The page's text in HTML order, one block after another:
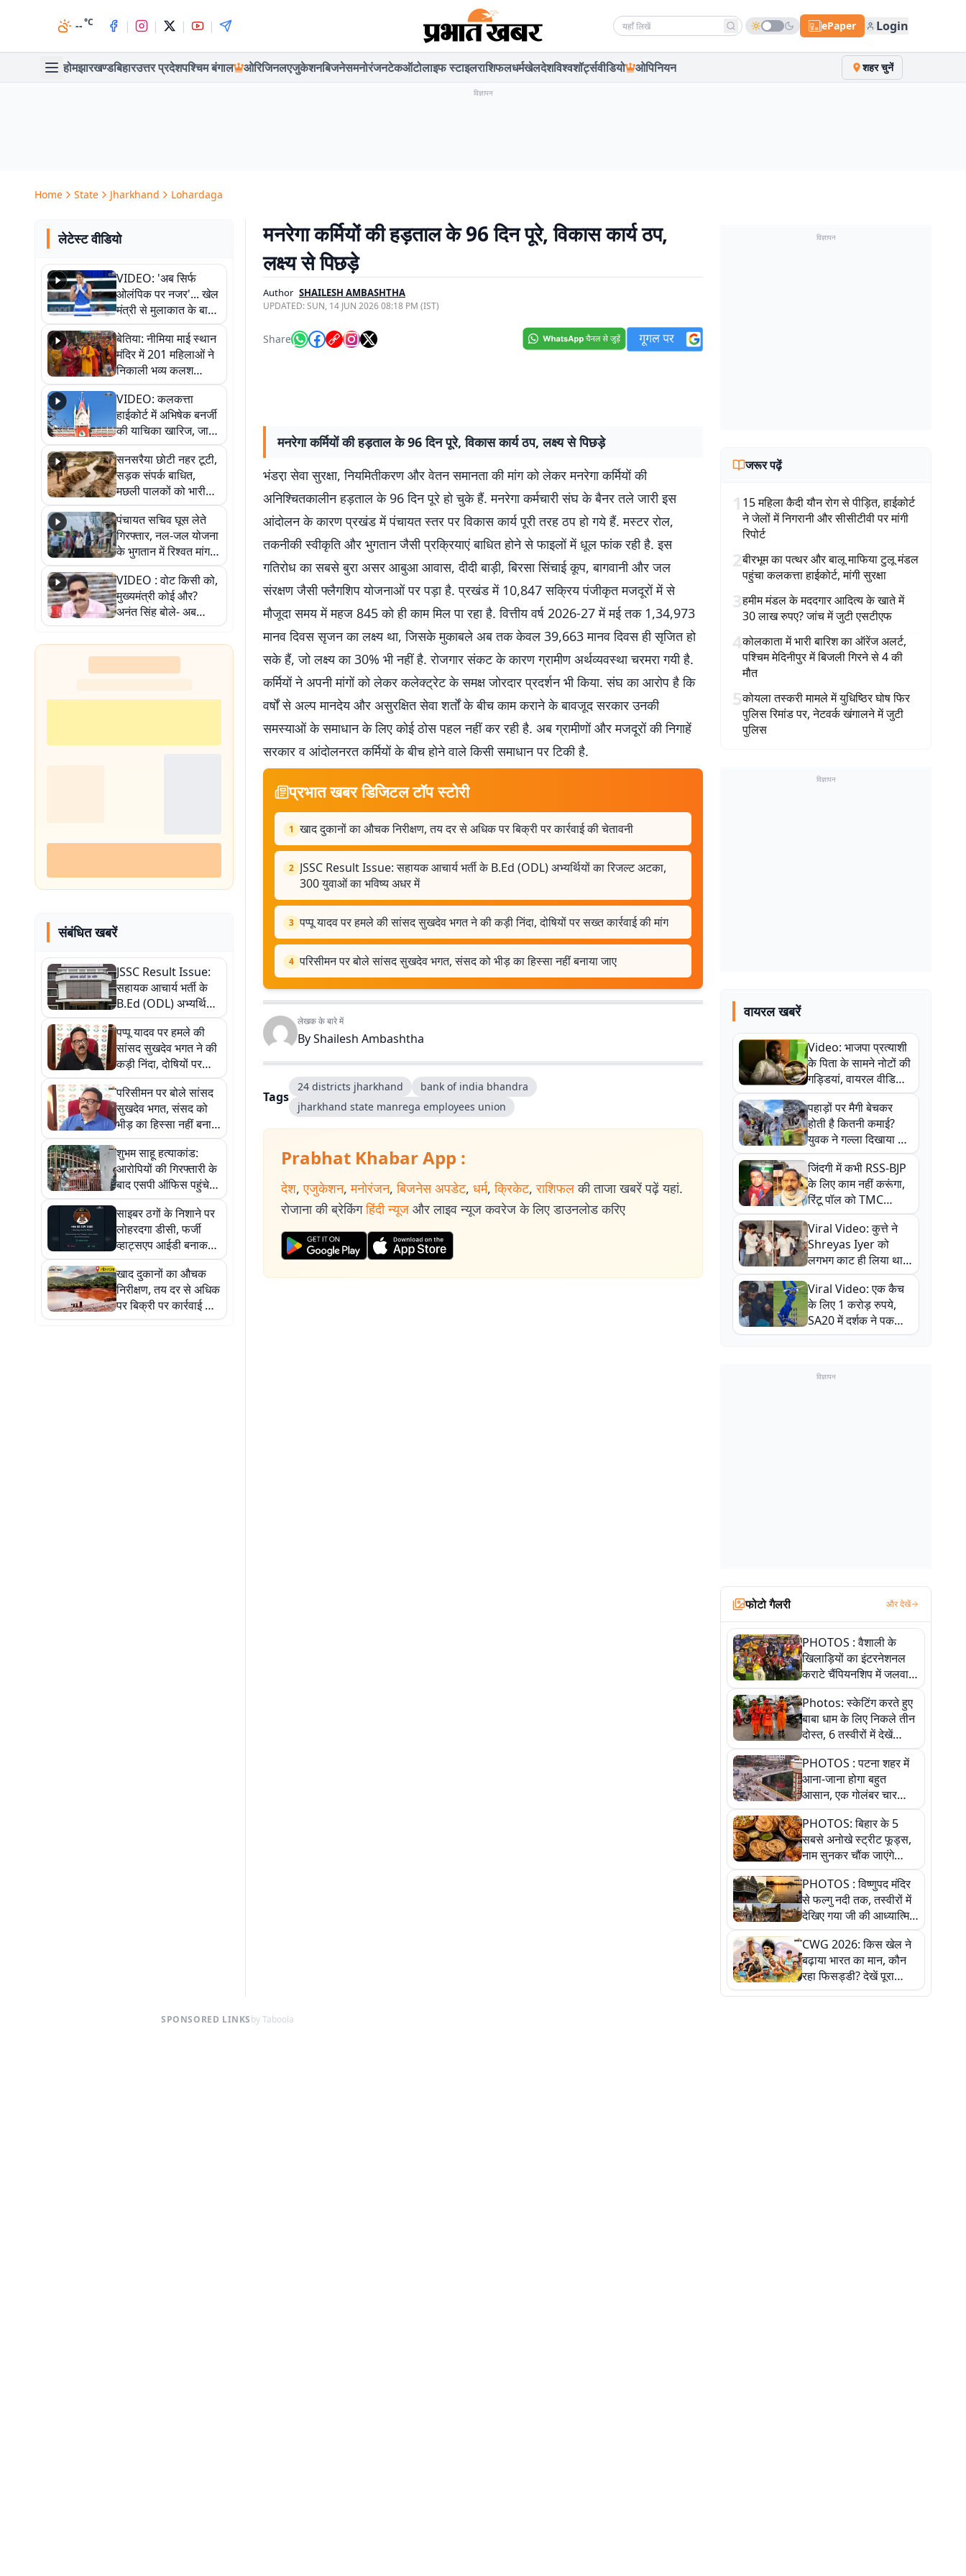
--°C | | | | Search news ePaper Login
होमझारखण्डबिहारउत्तर प्रदेशपश्चिम बंगाल ओरिजिनलएजुकेशनबिजनेसमनोरंजनटेकऑटोलाइफ स्टाइलराशिफलधर्मखेलदेशविश्वशॉर्ट्सवीडियो ओपिनियन शहर चुनें
विज्ञापन
Home State Jharkhand Lohardaga
लेटेस्ट वीडियो
VIDEO: 'अब सिर्फ
ओलंपिक पर नजर'... खेल
मंत्री से मुलाकात के बाद
जैसमीन लंबोरिया का बड़ा
बयान
बेतिया: नीमिया माई स्थान
मंदिर में 201 महिलाओं ने
निकाली भव्य कलश
शोभायात्रा, शिवलिंग
प्राण-प्रतिष्ठा महोत्सव
शुरू
VIDEO: कलकत्ता
हाईकोर्ट में अभिषेक बनर्जी
की याचिका खारिज, जानें
क्या है पूरा मामला
सनसरैया छोटी नहर टूटी,
सड़क संपर्क बाधित,
मछली पालकों को भारी
नुकसान
पंचायत सचिव घूस लेते
गिरफ्तार, नल-जल योजना
के भुगतान में रिश्वत मांगना
पड़ा भारी
VIDEO : वोट किसी को,
मुख्यमंत्री कोई और?
अनंत सिंह बोले- अब
जनता हर चुनाव में देगी
जवाब
संबंधित खबरें
JSSC Result Issue:
सहायक आचार्य भर्ती के
B.Ed (ODL) अभ्यर्थियों
का रिजल्ट अटका, 300
युवाओं का भविष्य अधर में
पप्पू यादव पर हमले की
सांसद सुखदेव भगत ने की
कड़ी निंदा, दोषियों पर
सख्त कार्रवाई की मांग
परिसीमन पर बोले सांसद
सुखदेव भगत, संसद को
भीड़ का हिस्सा नहीं बनाया
जाए
शुभम साहू हत्याकांड:
आरोपियों की गिरफ्तारी के
बाद एसपी ऑफिस पहुंचे
परिजन, महिलाओं ने किया
प्रदर्शन
साइबर ठगों के निशाने पर
लोहरदगा डीसी, फर्जी
व्हाट्सएप आईडी बनाकर
भेजे जा रहे भ्रामक संदेश
खाद दुकानों का औचक
निरीक्षण, तय दर से अधिक
पर बिक्री पर कार्रवाई की
चेतावनी
मनरेगा कर्मियों की हड़ताल के 96 दिन पूरे, विकास कार्य ठप,
लक्ष्य से पिछड़े
Author SHAILESH AMBASHTHA
UPDATED:SUN, 14 JUN 2026 08:18 PM (IST)
Share
मनरेगा कर्मियों की हड़ताल के 96 दिन पूरे, विकास कार्य ठप, लक्ष्य से पिछड़े
भंडरा़ सेवा सुरक्षा, नियमितीकरण और वेतन समानता की मांग को लेकर मनरेगा कर्मियों की
अनिश्चितकालीन हड़ताल के 96 दिन पूरे हो चुके हैं. मनरेगा कर्मचारी संघ के बैनर तले जारी इस
आंदोलन के कारण प्रखंड में पंचायत स्तर पर विकास कार्य पूरी तरह ठप हो गये हैं. मस्टर रोल,
तकनीकी स्वीकृति और भुगतान जैसी प्रक्रियाएं बाधित होने से फाइलों में धूल फांक रही है. इस
गतिरोध का सबसे बुरा असर आबुआ आवास, दीदी बाड़ी, बिरसा सिंचाई कूप, बागवानी और जल
संरक्षण जैसी फ्लैगशिप योजनाओं पर पड़ा है. प्रखंड में 10,847 सक्रिय पंजीकृत मजदूरों में से
मौजूदा समय में महज 845 को ही काम मिल पा रहा है. वित्तीय वर्ष 2026-27 में मई तक 1,34,973
मानव दिवस सृजन का लक्ष्य था, जिसके मुकाबले अब तक केवल 39,663 मानव दिवस ही सृजित हो
सके हैं, जो लक्ष्य का 30% भी नहीं है. रोजगार संकट के कारण ग्रामीण अर्थव्यवस्था चरमरा गयी है.
कर्मियों ने अपनी मांगों को लेकर कलेक्ट्रेट के समक्ष जोरदार प्रदर्शन भी किया. संघ का आरोप है कि
वर्षों से अल्प मानदेय और असुरक्षित सेवा शर्तों के बीच काम कराने के बावजूद सरकार उनकी
समस्याओं के समाधान के लिए कोई ठोस पहल नहीं कर रही है. अब ग्रामीणों और मजदूरों की निगाहें
सरकार व आंदोलनरत कर्मियों के बीच होने वाले किसी समाधान पर टिकी है.
प्रभात खबर डिजिटल टॉप स्टोरी
1 खाद दुकानों का औचक निरीक्षण, तय दर से अधिक पर बिक्री पर कार्रवाई की चेतावनी
2 JSSC Result Issue: सहायक आचार्य भर्ती के B.Ed (ODL) अभ्यर्थियों का रिजल्ट अटका,
300 युवाओं का भविष्य अधर में
3 पप्पू यादव पर हमले की सांसद सुखदेव भगत ने की कड़ी निंदा, दोषियों पर सख्त कार्रवाई की मांग
4 परिसीमन पर बोले सांसद सुखदेव भगत, संसद को भीड़ का हिस्सा नहीं बनाया जाए
लेखक के बारे में
ByShailesh Ambashtha
Tags
24 districts jharkhand
bank of india bhandra
jharkhand state manrega employees union
Prabhat Khabar App :
देश, एजुकेशन, मनोरंजन, बिजनेस अपडेट, धर्म, क्रिकेट, राशिफल की ताजा खबरें पढ़ें यहां.
रोजाना की ब्रेकिंग हिंदी न्यूज और लाइव न्यूज कवरेज के लिए डाउनलोड करिए
विज्ञापन
जरूर पढ़ें
1 15 महिला कैदी यौन रोग से पीड़ित, हाईकोर्ट
ने जेलों में निगरानी और सीसीटीवी पर मांगी
रिपोर्ट
2बीरभूम का पत्थर और बालू माफिया टुलू मंडल
पहुंचा कलकत्ता हाईकोर्ट, मांगी सुरक्षा
3हमीम मंडल के मददगार आदित्य के खाते में
30 लाख रुपए? जांच में जुटी एसटीएफ
4कोलकाता में भारी बारिश का ऑरेंज अलर्ट,
पश्चिम मेदिनीपुर में बिजली गिरने से 4 की
मौत
5कोयला तस्करी मामले में युधिष्ठिर घोष फिर
पुलिस रिमांड पर, नेटवर्क खंगालने में जुटी
पुलिस
विज्ञापन
वायरल खबरें
Video: भाजपा प्रत्याशी
के पिता के सामने नोटों की
गड्डियां, वायरल वीडियो
से राजनीति में उबाल,
अजित महतो बोले- TMC
की गंदी चाल
पहाड़ों पर मैगी बेचकर
होती है कितनी कमाई?
युवक ने गल्ला दिखाया तो
नौकरी वालों के खड़े हो गए
कान
जिंदगी में कभी RSS-BJP
के लिए काम नहीं करूंगा,
रिंटू पॉल को TMC
ऑफिस में ले जाकर पीटा,
Video वायरल
Viral Video: कुत्ते ने
Shreyas Iyer को
लगभग काट ही लिया था,
न्यूजीलैंड सीरीज से पहले
बाल-बाल बचे
Viral Video: एक कैच
के लिए 1 करोड़ रुपये,
SA20 में दर्शक ने पकड़ा
एक हाथ से गजब का कैच
विज्ञापन
फोटो गैलरी और देखें
PHOTOS : वैशाली के
खिलाड़ियों का इंटरनेशनल
कराटे चैंपियनशिप में जलवा,
जीते 9 पदक, पांच तस्वीर से
देखिए पूरा खेल
Photos: स्केटिंग करते हुए
बाबा धाम के लिए निकले तीन
दोस्त, 6 तस्वीरों में देखें
आस्था और जुनून की कहानी
PHOTOS : पटना शहर में
आना-जाना होगा बहुत
आसान, एक गोलंबर चार
फ्लाईओवर को जोड़ेगा
PHOTOS: बिहार के 5
सबसे अनोखे स्ट्रीट फूड्स,
नाम सुनकर चौंक जाएंगे
लेकिन स्वाद ऐसा कि बार-बार
खाने का करेगा मन
PHOTOS : विष्णुपद मंदिर
से फल्गु नदी तक, तस्वीरों में
देखिए गया जी की आध्यात्मिक
पहचान
CWG 2026: किस खेल ने
बढ़ाया भारत का मान, कौन
रहा फिसड्डी? देखें पूरा
रिपोर्ट कार्ड
SPONSORED LINKSby Taboola